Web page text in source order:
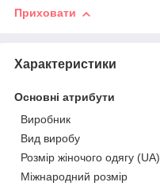
Приховати
Характеристики
Основні атрибути
Виробник
Вид виробу
Розмір жіночого одягу (UA)
Міжнародний розмір